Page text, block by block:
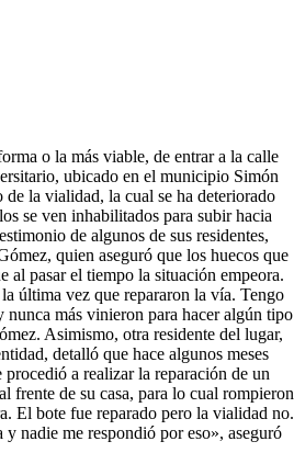
o la más viable, de entrar a la calle
ubicado en el municipio Simón
la vialidad, la cual se ha deteriorado
se ven inhabilitados para subir hacia
de algunos de sus residentes,
quien aseguró que los huecos que
al pasar el tiempo la situación empeora.
última vez que repararon la vía. Tengo
más vinieron para hacer algún tipo
Asimismo, otra residente del lugar,
detalló que hace algunos meses
a realizar la reparación de un
frente de su casa, para lo cual rompieron
El bote fue reparado pero la vialidad no.
nadie me respondió por eso», aseguró